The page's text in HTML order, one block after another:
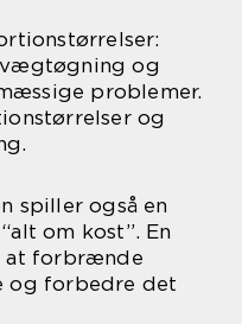
og
problemer.
og
spiller også en
om kost”. En
at forbrænde
og forbedre det